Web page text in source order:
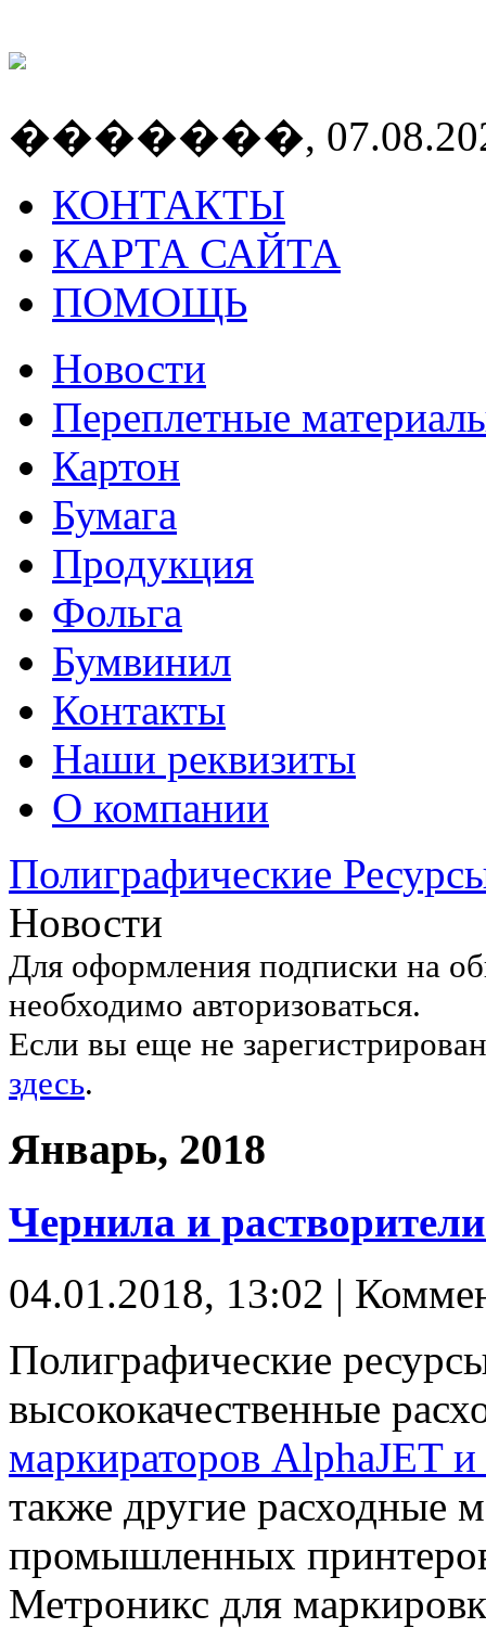
�������,
КОНТАКТЫ
КАРТА САЙТА
ПОМОЩЬ
Новости
Переплетные
Картон
Бумага
Продукция
Фольга
Бумвинил
Контакты
Наши реквизиты
О компании
Полиграфические
Новости
Для оформления подписки на
необходимо авторизоваться.
Если вы еще не
здесь.
Январь, 2018
Чернила и
04.01.2018, 13:02 |
Полиграфические
высококачественные
маркираторов AlphaJET
также другие расходные
промышленных
Метроникс для